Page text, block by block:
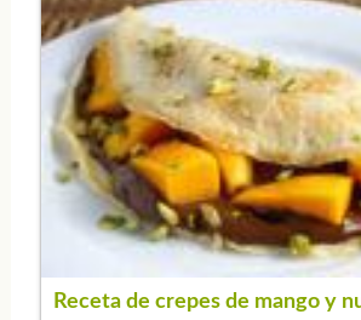
Receta de crepes de mango y